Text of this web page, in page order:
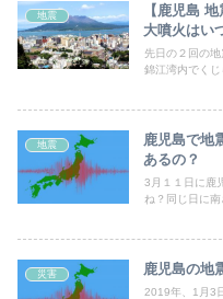
地震
【鹿児島
大噴火はい
先日の２回の
錦江湾内でくじ
地震
鹿児島で地
あるの？
3月１１日に鹿
ね？同じ日に南
災害 鹿児島の地
2019年、1月3